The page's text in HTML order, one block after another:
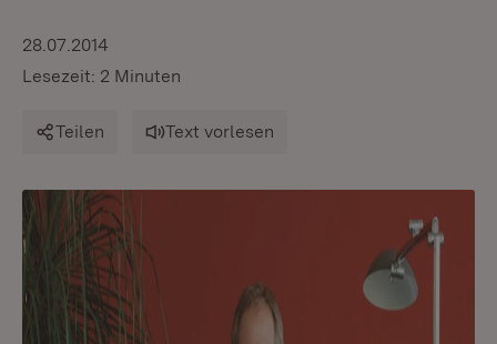
28.07.2014
Lesezeit: 2 Minuten
Teilen Text vorlesen